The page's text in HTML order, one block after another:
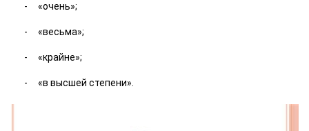
«очень»;
«весьма»;
«крайне»;
«в высшей степени».